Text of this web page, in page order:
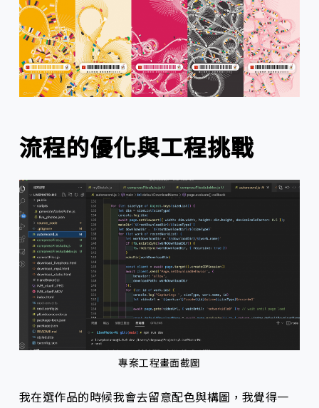
流程的優化與工程挑戰
專案工程畫面截圖
我在選作品的時候我會去留意配色與構圖，我覺得一